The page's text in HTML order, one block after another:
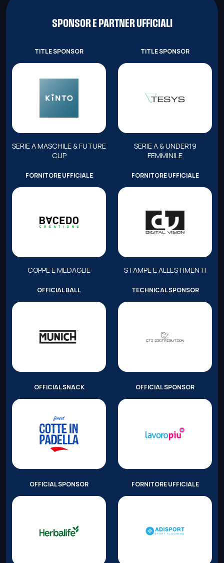
SPONSOR E PARTNER UFFICIALI
TITLE SPONSOR
SERIE A MASCHILE & FUTURE
CUP
TITLE SPONSOR
SERIE A & UNDER19
FEMMINILE
FORNITORE UFFICIALE
COPPE E MEDAGLIE
FORNITORE UFFICIALE
STAMPE E ALLESTIMENTI
OFFICIAL BALL TECHNICAL SPONSOR
OFFICIAL SNACK OFFICIAL SPONSOR
OFFICIAL SPONSOR FORNITORE UFFICIALE